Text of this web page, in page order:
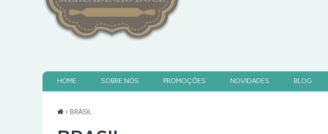
HOME SOBRE NÓS PROMOÇÕES NOVIDADES BLOG
› BRASIL